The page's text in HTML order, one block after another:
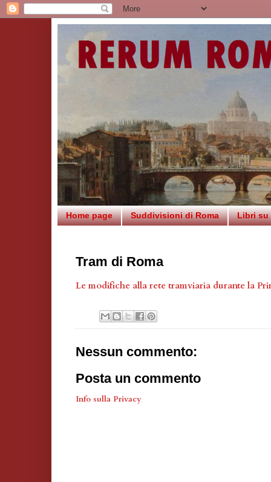
Home page Suddivisioni di Roma Libri su
Tram di Roma
Le modifiche alla rete tramviaria durante la
Nessun commento:
Posta un commento
Info sulla Privacy